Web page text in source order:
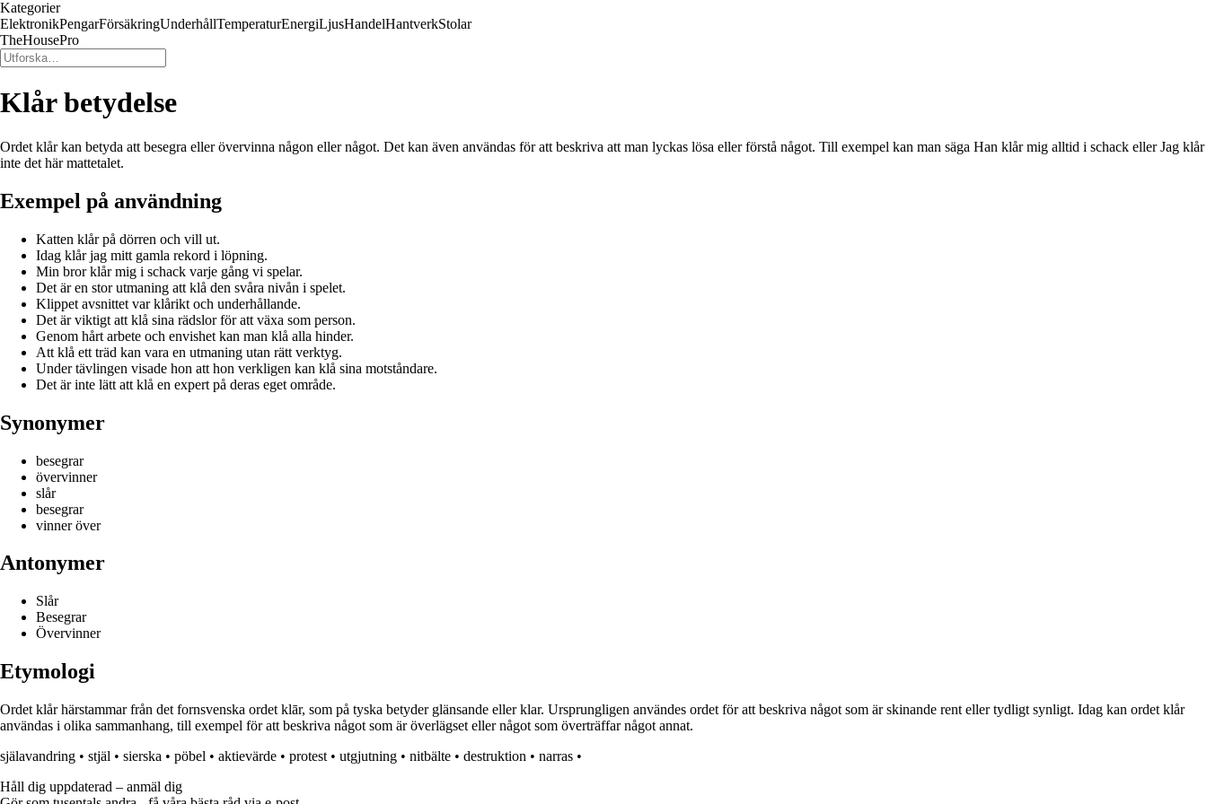
Kategorier
ElektronikPengarFörsäkringUnderhållTemperaturEnergiLjusHandelHantverkStolar
TheHousePro
Klår betydelse
Ordet klår kan betyda att besegra eller övervinna någon eller något. Det kan även användas för att beskriva att man lyckas lösa eller förstå något. Till exempel kan man säga Han klår mig alltid i schack eller Jag klår
inte det här mattetalet.
Exempel på användning
Katten klår på dörren och vill ut.
Idag klår jag mitt gamla rekord i löpning.
Min bror klår mig i schack varje gång vi spelar.
Det är en stor utmaning att klå den svåra nivån i spelet.
Klippet avsnittet var klårikt och underhållande.
Det är viktigt att klå sina rädslor för att växa som person.
Genom hårt arbete och envishet kan man klå alla hinder.
Att klå ett träd kan vara en utmaning utan rätt verktyg.
Under tävlingen visade hon att hon verkligen kan klå sina motståndare.
Det är inte lätt att klå en expert på deras eget område.
Synonymer
besegrar
övervinner
slår
besegrar
vinner över
Antonymer
Slår
Besegrar
Övervinner
Etymologi
Ordet klår härstammar från det fornsvenska ordet klār, som på tyska betyder glänsande eller klar. Ursprungligen användes ordet för att beskriva något som är skinande rent eller tydligt synligt. Idag kan ordet klår
användas i olika sammanhang, till exempel för att beskriva något som är överlägset eller något som överträffar något annat.
själavandring • stjäl • sierska • pöbel • aktievärde • protest • utgjutning • nitbälte • destruktion • narras •
Håll dig uppdaterad – anmäl dig